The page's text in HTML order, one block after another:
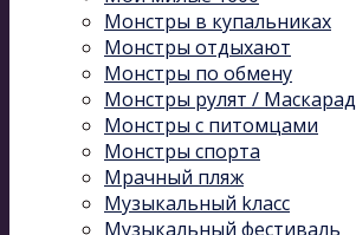
Монстры в купальниках
Монстры отдыхают
Монстры по обмену
Монстры рулят / Маскарад
Монстры с питомцами
Монстры спорта
Мрачный пляж
Музыкальный kласс
Музыкальный фестиваль